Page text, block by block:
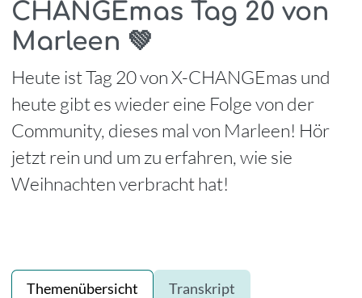
CHANGEmas Tag 20 von
Marleen 💚
Heute ist Tag 20 von X-CHANGEmas und
heute gibt es wieder eine Folge von der
Community, dieses mal von Marleen! Hör
jetzt rein und um zu erfahren, wie sie
Weihnachten verbracht hat!
Themenübersicht Transkript